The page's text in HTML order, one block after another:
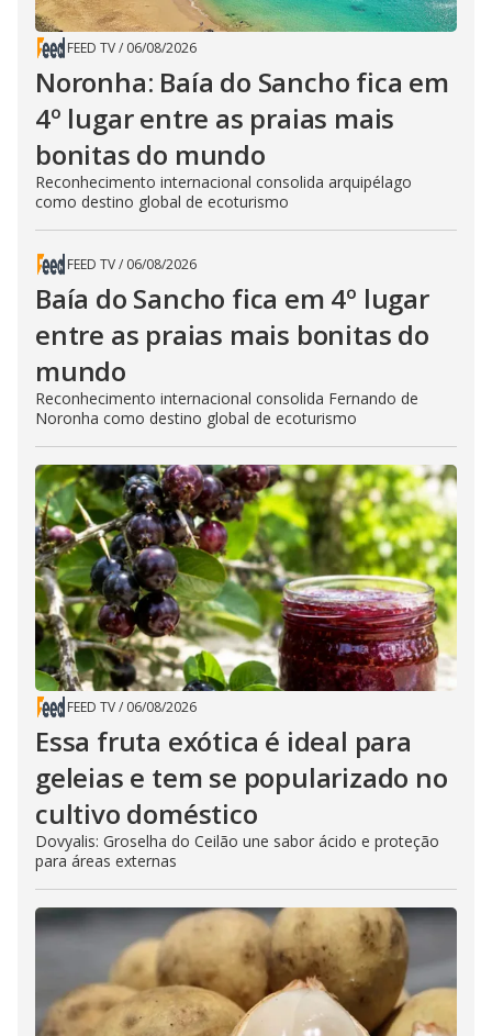
FEED TV/ 06/08/2026
Noronha: Baía do Sancho fica em
4º lugar entre as praias mais
bonitas do mundo
Reconhecimento internacional consolida arquipélago
como destino global de ecoturismo
FEED TV/ 06/08/2026
Baía do Sancho fica em 4º lugar
entre as praias mais bonitas do
mundo
Reconhecimento internacional consolida Fernando de
Noronha como destino global de ecoturismo
FEED TV/ 06/08/2026
Essa fruta exótica é ideal para
geleias e tem se popularizado no
cultivo doméstico
Dovyalis: Groselha do Ceilão une sabor ácido e proteção
para áreas externas